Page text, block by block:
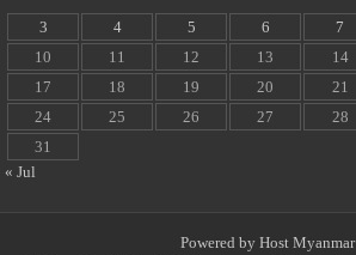
3
4 5 6 7
10
11 12 13 14
17
18 19 20 21
24
25 26 27 28
31
« Jul
Powered by Host Myanmar